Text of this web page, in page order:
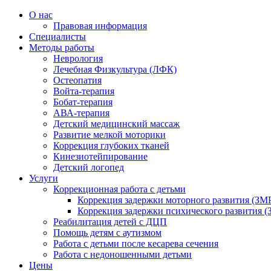
О нас
Правовая информация
Специалисты
Методы работы
Неврология
Лечебная Физкультура (ЛФК)
Остеопатия
Войта-терапия
Бобат-терапия
АВА-терапия
Детский медицинский массаж
Развитие мелкой моторики
Коррекция глубоких тканей
Кинезиотейпирование
Детский логопед
Услуги
Коррекционная работа с детьми
Коррекция задержки моторного развития
Коррекция задержки психического развития
Реабилитация детей с ДЦП
Помощь детям с аутизмом
Работа с детьми после кесарева сечения
Работа с недоношенными детьми
Цены